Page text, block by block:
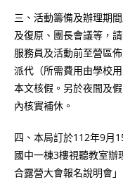
三、活動籌備及辦理期
及復原、團長會議等，
服務員及活動前至營區
派代（所需費用由學校
本文核假。另於夜間及
內核實補休。
四、本局訂於112年9月
國中一棟3樓視聽教室
合露營大會報名說明會